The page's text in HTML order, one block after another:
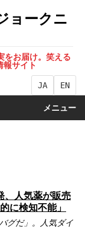
ークニ
お届け。笑える
サイト
JA EN
メニュー
、人気薬が販売
に検知不能」
グだ」。人気ダイ